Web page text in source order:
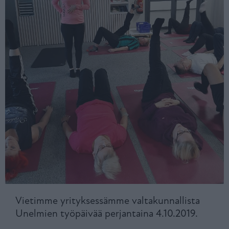
Vietimme yrityksessämme valtakunnallista
Unelmien työpäivää perjantaina 4.10.2019.